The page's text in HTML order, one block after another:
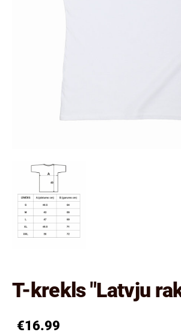
T-krekls "Latvju
€16.99